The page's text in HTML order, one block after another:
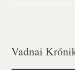
Vadnai